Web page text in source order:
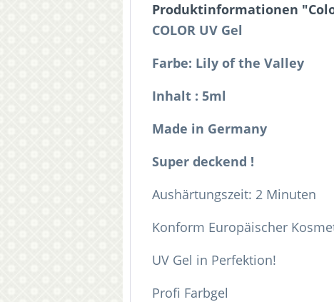
Produktinformationen
COLOR UV Gel
Farbe: Lily of the Valley
Inhalt : 5ml
Made in Germany
Super deckend !
Aushärtungszeit: 2 Minuten
Konform Europäischer
UV Gel in Perfektion!
Profi Farbgel